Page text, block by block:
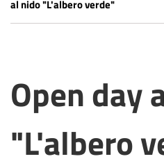
al nido "L'albero verde"
Open day
"L'albero